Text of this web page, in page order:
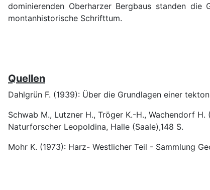
dominierenden Oberharzer Bergbaus standen
montanhistorische Schrifttum.
Quellen
Dahlgrün F. (1939): Über die Grundlagen einer
Schwab M., Lutzner H., Tröger K.-H., Wachendorf
Naturforscher Leopoldina, Halle (Saale),148 S.
Mohr K. (1973): Harz- Westlicher Teil - Sammlung